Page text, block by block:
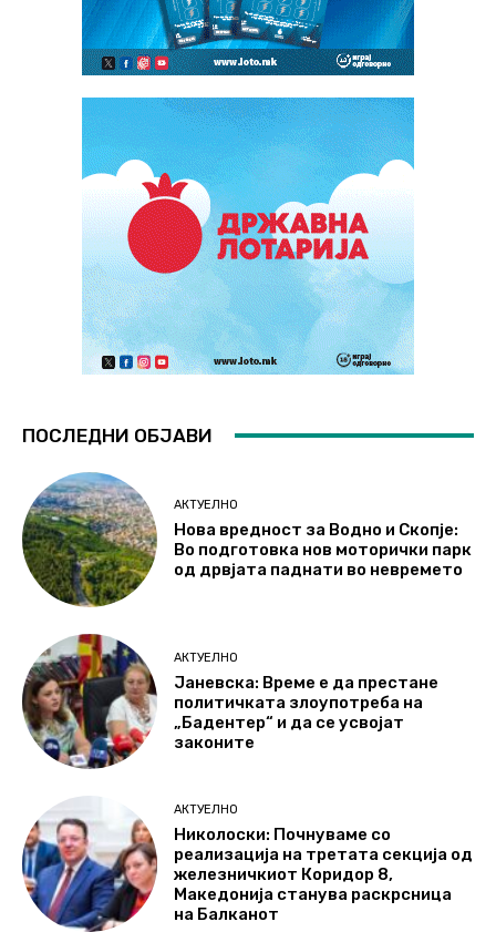
ПОСЛЕДНИ ОБЈАВИ
АКТУЕЛНО
Нова вредност за Водно и Скопје:
Во подготовка нов моторички парк
од дрвјата паднати во невремето
АКТУЕЛНО
Јаневска: Време е да престане
политичката злоупотреба на
„Бадентер“ и да се усвојат
законите
АКТУЕЛНО
Николоски: Почнуваме со
реализација на третата секција од
железничкиот Коридор 8,
Македонија станува раскрсница
на Балканот